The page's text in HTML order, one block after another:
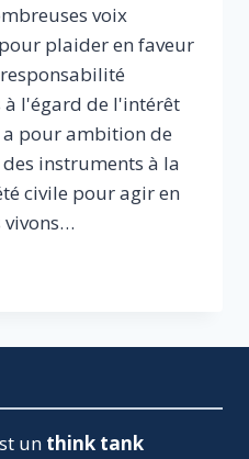
voix
plaider en faveur
à l'égard de l'intérêt
a pour ambition de
instruments à la
civile pour agir en
vivons…
un think tank